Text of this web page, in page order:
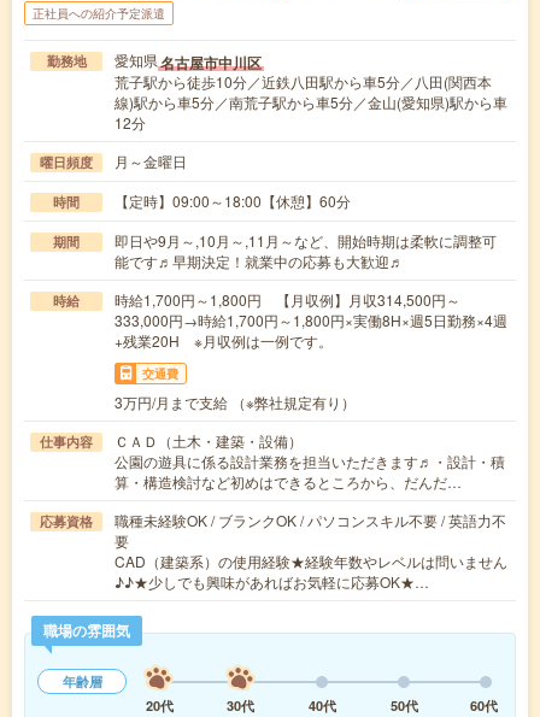
正社員への紹介予定派遣
勤務地 愛知県名古屋市中川区
荒子駅から徒歩10分／近鉄八田駅から車5分／八田(関西本
線)駅から車5分／南荒子駅から車5分／金山(愛知県)駅から車
12分
曜日頻度 月～金曜日
時間 【定時】09:00～18:00【休憩】60分
期間
即日や9月～,10月～,11月～など、開始時期は柔軟に調整可
能です♬早期決定！就業中の応募も大歓迎♬
時給
時給1,700円～1,800円 【月収例】月収314,500円～
333,000円→時給1,700円～1,800円×実働8H×週5日勤務×4週
+残業20H ※月収例は一例です。
交通費
3万円/月まで支給 （※弊社規定有り）
仕事内容
ＣＡＤ（土木・建築・設備）
公園の遊具に係る設計業務を担当いただきます♬・設計・積
算・構造検討など初めはできるところから、だんだ…
応募資格
職種未経験OK / ブランクOK / パソコンスキル不要 / 英語力不
要
CAD（建築系）の使用経験★経験年数やレベルは問いません
♪♪★少しでも興味があればお気軽に応募OK★…
職場の雰囲気
年齢層
20代
30代 40代 50代 60代